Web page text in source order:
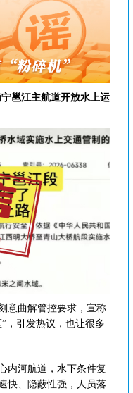
邕江主航道开放水上运
曲解管控要求，宣称
，引发热议，也让很多
河航道，水下条件复
快、隐蔽性强，人员落